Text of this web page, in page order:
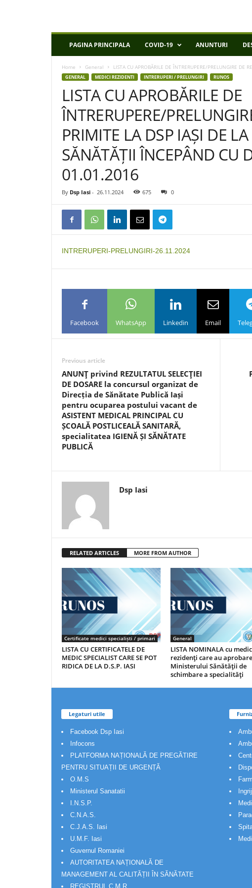
P
PAGINA PRINCIPALA COVID-19 ANUNTURI
Home General LISTA CU APROBĂRILE DE ÎNTRERUPERE/PRELUNGIRE DE
GENERAL MEDICI REZIDENTI INTRERUPERI / PRELUNGIRI RUNOS
LISTA CU APROBĂRILE DE
ÎNTRERUPERE/
PRIMITE LA DSP IAȘI DE
SĂNĂTĂȚII ÎNCEPÂND CU
01.01.2016
By Dsp Iasi - 26.11.2024 675 0
INTRERUPERI-PRELUNGIRI-26.11.2024
Facebook WhatsApp Linkedin Email
Previous article
ANUNŢ privind REZULTATUL SELECŢIEI
DE DOSARE la concursul organizat de
Direcția de Sănătate Publică Iași
pentru ocuparea postului vacant de
ASISTENT MEDICAL PRINCIPAL CU
ȘCOALĂ POSTLICEALĂ SANITARĂ,
specialitatea IGIENĂ ȘI SĂNĂTATE
PUBLICĂ
Dsp Iasi
RELATED ARTICLES MORE FROM AUTHOR
Certificate medici specialiști / primari
LISTA CU CERTIFICATELE DE
MEDIC SPECIALIST CARE SE POT
RIDICA DE LA D.S.P. IASI
General
LISTA NOMINALA cu
rezidenţi care au
Ministerului Sănătăţii de
schimbare a specialităţi
Legaturi utile
Facebook Dsp Iasi
Infocons
PLATFORMA NAȚIONALĂ DE PREGĂTIRE
PENTRU SITUAȚII DE URGENȚĂ
O.M.S
Ministerul Sanatatii
I.N.S.P.
C.N.A.S.
C.J.A.S. Iasi
U.M.F. Iasi
Guvernul Romaniei
AUTORITATEA NAȚIONALĂ DE
MANAGEMENT AL CALITĂȚII ÎN SĂNĂTATE
REGISTRUL C.M.R.